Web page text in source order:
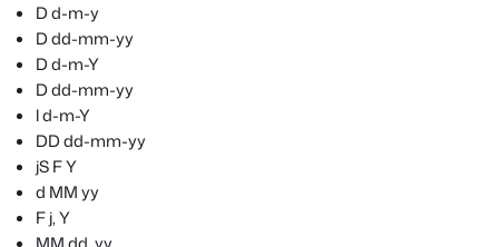
D d-m-y
D dd-mm-yy
D d-m-Y
D dd-mm-yy
l d-m-Y
DD dd-mm-yy
jS F Y
d MM yy
F j, Y